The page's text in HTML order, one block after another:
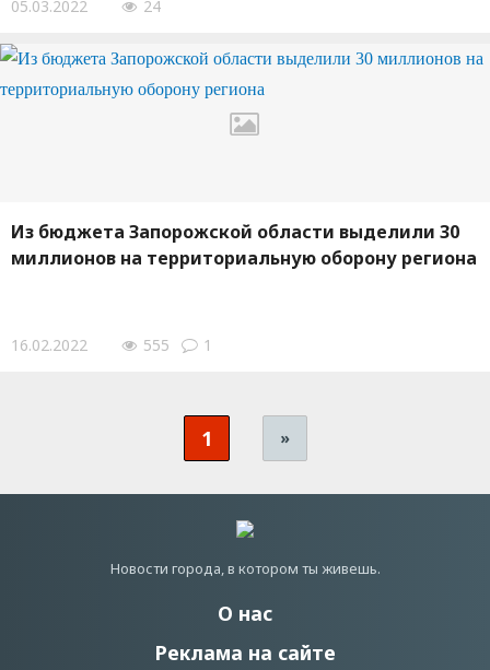
05.03.2022 24
Из бюджета Запорожской области выделили 30
миллионов на территориальную оборону региона
16.02.2022 555 1
1 »
Новости города, в котором ты живешь.
О нас
Реклама на сайте